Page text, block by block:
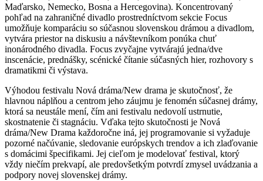
Maďarsko, Nemecko, Bosna a Hercegovina). Koncentrovaný
pohľad na zahraničné divadlo prostredníctvom sekcie Focus
umožňuje komparáciu so súčasnou slovenskou drámou a divadlom,
vytvára priestor na diskusiu a návštevníkom ponúka chuť
inonárodného divadla. Focus zvyčajne vytvárajú jedna/dve
inscenácie, prednášky, scénické čítanie súčasných hier, rozhovory s
dramatikmi či výstava.
Výhodou festivalu Nová dráma/New drama je skutočnosť, že
hlavnou náplňou a centrom jeho záujmu je fenomén súčasnej drámy,
ktorá sa neustále mení, čím ani festivalu nedovolí ustrnutie,
skostnatenie či stagnáciu. Vďaka tejto skutočnosti je Nová
dráma/New Drama každoročne iná, jej programovanie si vyžaduje
pozorné načúvanie, sledovanie európskych trendov a ich zlaďovanie
s domácimi špecifikami. Jej cieľom je modelovať festival, ktorý
vždy niečím prekvapí, ale predovšetkým potvrdí zmysel uvádzania a
podpory novej slovenskej drámy.